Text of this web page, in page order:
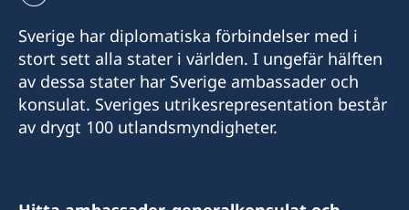
swedishconsulate.eswatini@gmail.com
Nyonyane Street, Corner Plaza, Ezulwini,
Eswatini
+261 32 69 449 06
E-post:
sweden.mgaconsulate@gmail.com
Villa Hacienda,
Sverige har diplomatiska förbindelser med i
stort sett alla stater i världen. I ungefär hälften
av dessa stater har Sverige ambassader och
konsulat. Sveriges utrikesrepresentation består
av drygt 100 utlandsmyndigheter.